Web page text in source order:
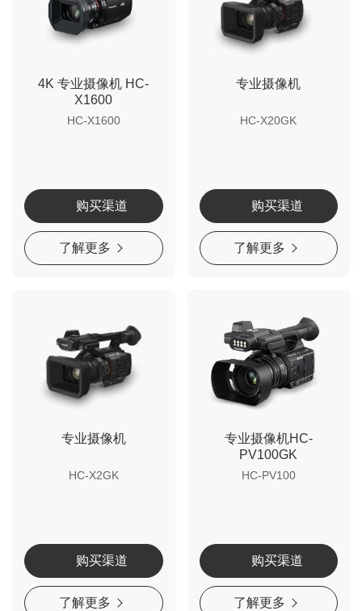
4K 专业摄像机 HC-
X1600
HC-X1600
购买渠道
了解更多
专业摄像机
HC-X20GK
购买渠道
了解更多
专业摄像机
HC-X2GK
购买渠道
了解更多
专业摄像机HC-
PV100GK
HC-PV100
购买渠道
了解更多